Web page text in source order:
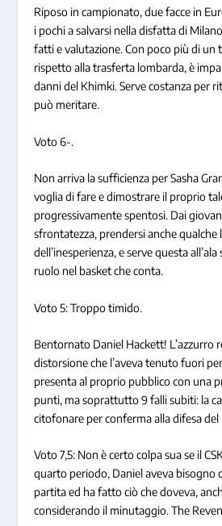
Riposo in campionato, due facce in
i pochi a salvarsi nella disfatta di
fatti e valutazione. Con poco più di un
rispetto alla trasferta lombarda, è
danni del Khimki. Serve costanza per
può meritare.
Voto 6-.
Non arriva la sufficienza per Sasha
voglia di fare e dimostrare il proprio
progressivamente spentosi. Dai
sfrontatezza, prendersi anche qualche
dell’inesperienza, e serve questa
ruolo nel basket che conta.
Voto 5: Troppo timido.
Bentornato Daniel Hackett! L’azzurro
distorsione che l’aveva tenuto fuori
presenta al proprio pubblico con una
punti, ma soprattutto 9 falli subiti: la
citofonare per conferma alla difesa del
Voto 7,5: Non è certo colpa sua se il
quarto periodo, Daniel aveva bisogno
partita ed ha fatto ciò che doveva,
considerando il minutaggio. The